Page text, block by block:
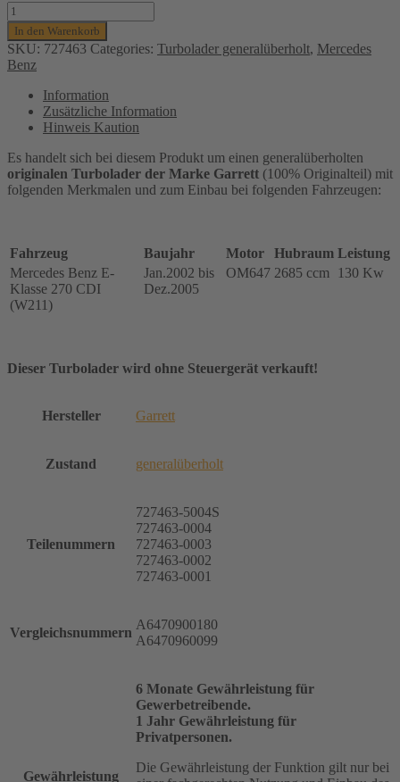
Turbolader
Garrett
(generalüberholt)
für
Mercedes
Klasse
CDI
(W211)-
130
Kw,
727463-
0004,
A6470900180
Menge
In den Warenkorb
SKU: 727463 Categories: Turbolader generalüberholt, Mercedes
Benz
Information
Zusätzliche Information
Hinweis Kaution
Es handelt sich bei diesem Produkt um einen generalüberholten
originalen Turbolader der Marke Garrett (100% Originalteil) mit
folgenden Merkmalen und zum Einbau bei folgenden Fahrzeugen:
Fahrzeug Baujahr Motor Hubraum Leistung
Mercedes Benz E-
Klasse 270 CDI
(W211)
Jan.2002 bis
Dez.2005
OM647 2685 ccm 130 Kw
Dieser Turbolader wird ohne Steuergerät verkauft!
Hersteller Garrett
Zustand generalüberholt
Teilenummern
727463-5004S
727463-0004
727463-0003
727463-0002
727463-0001
Vergleichsnummern
A6470900180
A6470960099
Gewährleistung
6 Monate Gewährleistung für
Gewerbetreibende.
1 Jahr Gewährleistung für
Privatpersonen.
Die Gewährleistung der Funktion gilt nur bei